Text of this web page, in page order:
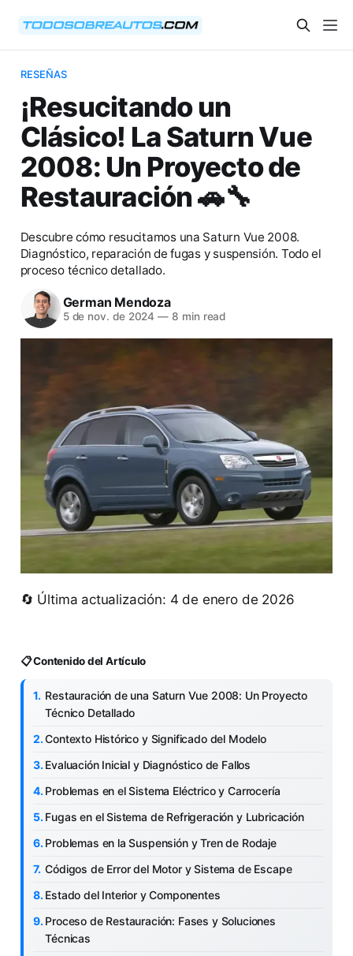
RESEÑAS
¡Resucitando un
Clásico! La Saturn Vue
2008: Un Proyecto de
Restauración 🚗🔧
Descubre cómo resucitamos una Saturn Vue 2008.
Diagnóstico, reparación de fugas y suspensión. Todo el
proceso técnico detallado.
German Mendoza
5 de nov. de 2024 — 8 min read
🔄 Última actualización: 4 de enero de 2026
📋 Contenido del Artículo
Restauración de una Saturn Vue 2008: Un Proyecto
Técnico Detallado
Contexto Histórico y Significado del Modelo
Evaluación Inicial y Diagnóstico de Fallos
Problemas en el Sistema Eléctrico y Carrocería
Fugas en el Sistema de Refrigeración y Lubricación
Problemas en la Suspensión y Tren de Rodaje
Códigos de Error del Motor y Sistema de Escape
Estado del Interior y Componentes
Proceso de Restauración: Fases y Soluciones
Técnicas